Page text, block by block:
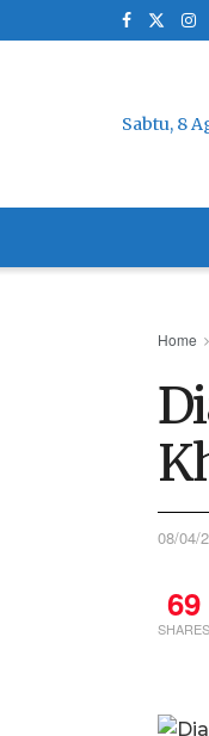
Sabtu, 8
Home
08/04/
69
SHARES